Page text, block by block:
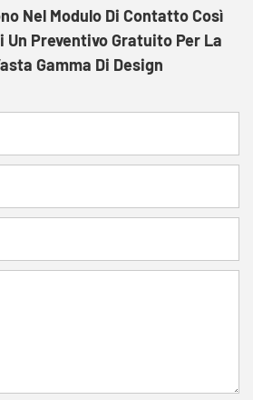
Nel Modulo Di Contatto Così
Preventivo Gratuito Per La
Gamma Di Design